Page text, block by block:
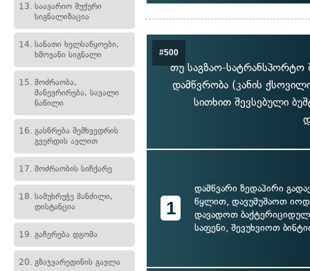
13. საავარიო შუქური
სიგნალიზაცია
14. სანათი ხელსაწყოები,
ხმოვანი სიგნალი
15. მოძრაობა,
მანევრირება, სავალი
ნაწილი
16. გასწრება შემხვედრის
გვერდის ავლით
17. მოძრაობის სიჩქარე
18. სამუხრუჭე მანძილი,
დისტანცია
19. გაჩერება დგომა
20. გზაჯვარედინის გავლა
#500
თუ საგზაო-სატრანსპორტო
დამწვრობა (კანის
სითხით შევსებული
1
დამწვარი ზედაპირი
წყლით, დავუმუშაოთ
დავადოთ
საფენი, შევუხვიოთ